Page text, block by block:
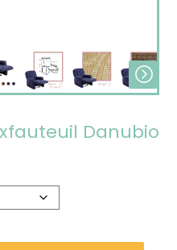
Danubio